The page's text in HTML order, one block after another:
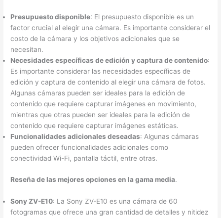
Presupuesto disponible: El presupuesto disponible es un
factor crucial al elegir una cámara. Es importante considerar el
costo de la cámara y los objetivos adicionales que se
necesitan.
Necesidades específicas de edición y captura de contenido:
Es importante considerar las necesidades específicas de
edición y captura de contenido al elegir una cámara de fotos.
Algunas cámaras pueden ser ideales para la edición de
contenido que requiere capturar imágenes en movimiento,
mientras que otras pueden ser ideales para la edición de
contenido que requiere capturar imágenes estáticas.
Funcionalidades adicionales deseadas: Algunas cámaras
pueden ofrecer funcionalidades adicionales como
conectividad Wi-Fi, pantalla táctil, entre otras.
Reseña de las mejores opciones en la gama media.
Sony ZV-E10: La Sony ZV-E10 es una cámara de 60
fotogramas que ofrece una gran cantidad de detalles y nitidez